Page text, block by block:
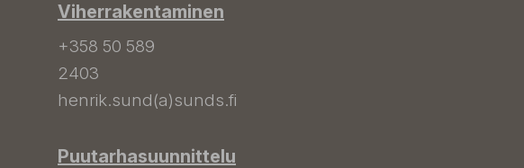
Viherrakentaminen
+358 50 589
2403
henrik.sund(a)sunds.fi
Puutarhasuunnittelu